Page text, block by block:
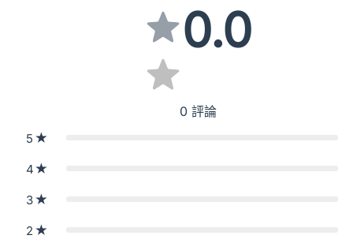
0.0
0 評論
5
4
3
2